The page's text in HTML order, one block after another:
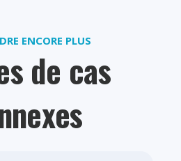
ENCORE PLUS
de cas